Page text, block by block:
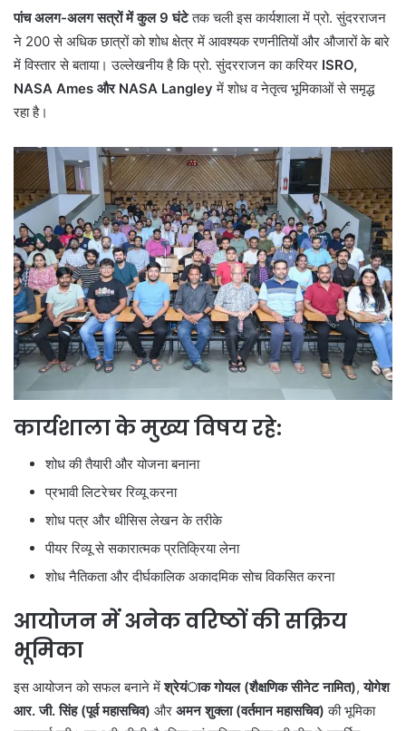
पांच अलग-अलग सत्रों में कुल 9 घंटेतक चली इस कार्यशाला में प्रो. सुंदरराजन
ने 200 से अधिक छात्रों को शोध क्षेत्र में आवश्यक रणनीतियों और औजारों के बारे
में विस्तार से बताया। उल्लेखनीय है कि प्रो. सुंदरराजन का करियर ISRO,
NASA Ames और NASA Langley में शोध व नेतृत्व भूमिकाओं से समृद्ध
रहा है।
कार्यशाला के मुख्य विषय रहे:
शोध की तैयारी और योजना बनाना
प्रभावी लिटरेचर रिव्यू करना
शोध पत्र और थीसिस लेखन के तरीके
पीयर रिव्यू से सकारात्मक प्रतिक्रिया लेना
शोध नैतिकता और दीर्घकालिक अकादमिक सोच विकसित करना
आयोजन में अनेक वरिष्ठों की सक्रिय
भूमिका
इस आयोजन को सफल बनाने मेंश्रेयंाक गोयल (शैक्षणिक सीनेट नामित),योगेश
आर. जी. सिंह (पूर्व महासचिव) और अमन शुक्ला (वर्तमान महासचिव) की भूमिका